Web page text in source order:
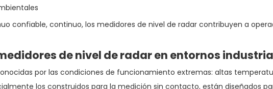
confiable, continuo, los medidores de nivel de radar contribuyen a
de nivel de radar en entornos
por las condiciones de funcionamiento extremas: altas
los construidos para la medición sin contacto, están diseñados